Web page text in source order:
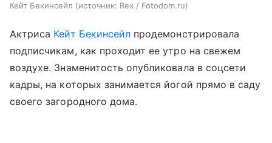
Кейт Бекинсейл источник: Rex / Fotodom.ru
Актриса Кейт Бекинсейл продемонстрировала
подписчикам, как проходит ее утро на свежем
воздухе. Знаменитость опубликовала в соцсети
кадры, на которых занимается йогой прямо в саду
своего загородного дома.